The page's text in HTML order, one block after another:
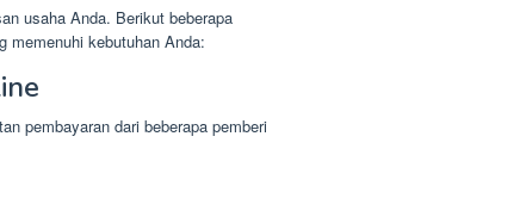
usaha Anda. Berikut beberapa
memenuhi kebutuhan Anda:
pembayaran dari beberapa pemberi